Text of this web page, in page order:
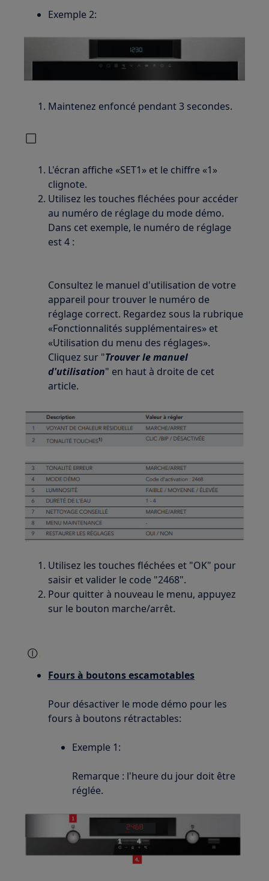
Exemple 2:
Maintenez enfoncé pendant 3 secondes.
L'écran affiche «SET1» et le chiffre «1»
clignote.
Utilisez les touches fléchées pour accéder
au numéro de réglage du mode démo.
Dans cet exemple, le numéro de réglage
est 4 :
Consultez le manuel d'utilisation de votre
appareil pour trouver le numéro de
réglage correct. Regardez sous la rubrique
«Fonctionnalités supplémentaires» et
«Utilisation du menu des réglages».
Cliquez sur "Trouver le manuel
d'utilisation" en haut à droite de cet
article.
Utilisez les touches fléchées et "OK" pour
saisir et valider le code "2468".
Pour quitter à nouveau le menu, appuyez
sur le bouton marche/arrêt.
Fours à boutons escamotables
Pour désactiver le mode démo pour les
fours à boutons rétractables:
Exemple 1:
Remarque : l'heure du jour doit être
réglée.